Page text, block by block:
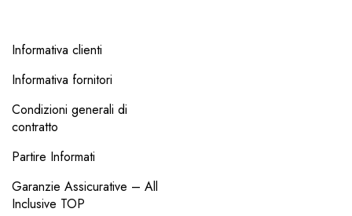
Informativa clienti
Informativa fornitori
Condizioni generali di
contratto
Partire Informati
Garanzie Assicurative – All
Inclusive TOP